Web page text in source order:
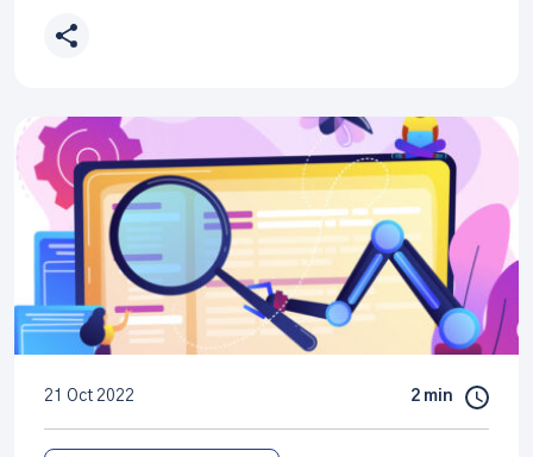
21 Oct 2022 2 min